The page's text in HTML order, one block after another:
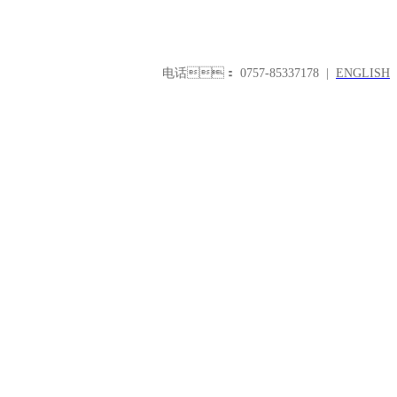
电话： 0757-85337178 | ENGLISH